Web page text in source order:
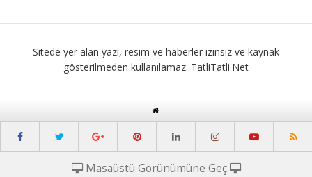
Sitede yer alan yazı, resim ve haberler izinsiz ve kaynak
gösterilmeden kullanılamaz. TatliTatli.Net
Masaüstü Görünümüne Geç